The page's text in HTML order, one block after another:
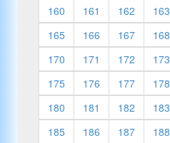
160
161 162 163
165
166 167 168
170
171 172 173
175
176 177 178
180
181 182 183
185
186 187 188